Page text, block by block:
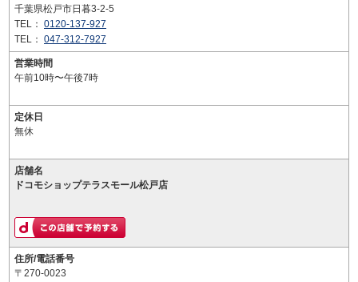
千葉県松戸市日暮3-2-5
TEL： 0120-137-927
TEL： 047-312-7927
営業時間
午前10時〜午後7時
定休日
無休
店舗名
ドコモショップテラスモール松戸店
住所/電話番号
〒270-0023